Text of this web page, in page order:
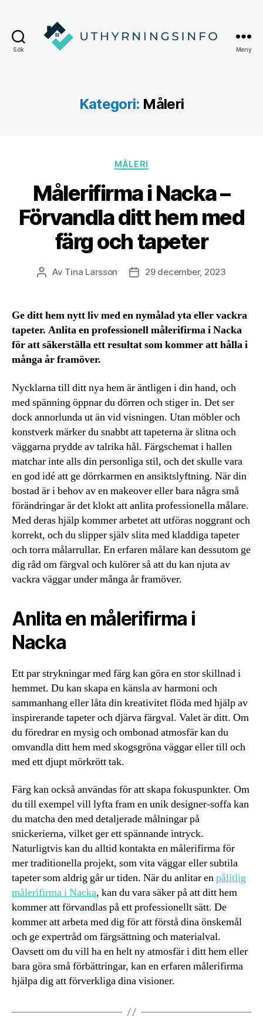
Sök Meny
Kategori: Måleri
Kategorier
MÅLERI
Målerifirma i Nacka –
Förvandla ditt hem med
färg och tapeter
Inläggsförfattare
Av Tina Larsson Inläggsdatum
29 december, 2023
Ge ditt hem nytt liv med en nymålad yta eller vackra
tapeter. Anlita en professionell målerifirma i Nacka
för att säkerställa ett resultat som kommer att hålla i
många år framöver.
Nycklarna till ditt nya hem är äntligen i din hand, och
med spänning öppnar du dörren och stiger in. Det ser
dock annorlunda ut än vid visningen. Utan möbler och
konstverk märker du snabbt att tapeterna är slitna och
väggarna prydde av talrika hål. Färgschemat i hallen
matchar inte alls din personliga stil, och det skulle vara
en god idé att ge dörrkarmen en ansiktslyftning. När din
bostad är i behov av en makeover eller bara några små
förändringar är det klokt att anlita professionella målare.
Med deras hjälp kommer arbetet att utföras noggrant och
korrekt, och du slipper själv slita med kladdiga tapeter
och torra målarrullar. En erfaren målare kan dessutom ge
dig råd om färgval och kulörer så att du kan njuta av
vackra väggar under många år framöver.
Anlita en målerifirma i
Nacka
Ett par strykningar med färg kan göra en stor skillnad i
hemmet. Du kan skapa en känsla av harmoni och
sammanhang eller låta din kreativitet flöda med hjälp av
inspirerande tapeter och djärva färgval. Valet är ditt. Om
du föredrar en mysig och ombonad atmosfär kan du
omvandla ditt hem med skogsgröna väggar eller till och
med ett djupt mörkrött tak.
Färg kan också användas för att skapa fokuspunkter. Om
du till exempel vill lyfta fram en unik designer-soffa kan
du matcha den med detaljerade målningar på
snickerierna, vilket ger ett spännande intryck.
Naturligtvis kan du alltid kontakta en målerifirma för
mer traditionella projekt, som vita väggar eller subtila
tapeter som aldrig går ur tiden. När du anlitar enpålitlig
målerifirma i Nacka, kan du vara säker på att ditt hem
kommer att förvandlas på ett professionellt sätt. De
kommer att arbeta med dig för att förstå dina önskemål
och ge expertråd om färgsättning och materialval.
Oavsett om du vill ha en helt ny atmosfär i ditt hem eller
bara göra små förbättringar, kan en erfaren målerifirma
hjälpa dig att förverkliga dina visioner.